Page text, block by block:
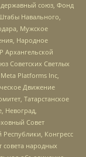
союз, Фонд
Навального,
Мужское
Народное
Архангельской
Советских Светлых
Platforms Inc,
Движение
Татарстанское
Невоград,
Совет
Конгресс
народных